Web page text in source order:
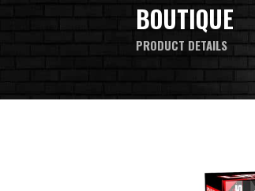
BOUTIQUE
PRODUCT DETAILS